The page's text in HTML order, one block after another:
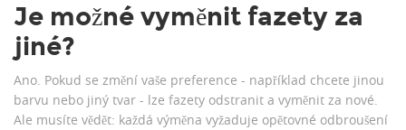
Je možné vyměnit fazety za
jiné?
Ano. Pokud se změní vaše preference - například chcete jinou
barvu nebo jiný tvar - lze fazety odstranit a vyměnit za nové.
Ale musíte vědět: každá výměna vyžaduje opětovné odbroušení